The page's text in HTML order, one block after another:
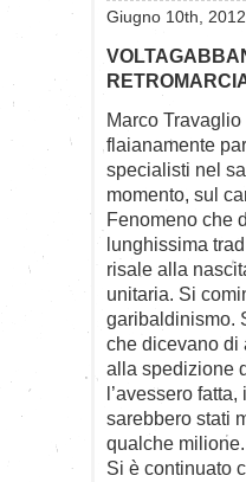
Giugno 10th,
Marco
flaianamente
specialisti nel
momento, sul
Fenomeno che
lunghissima
risale alla
unitaria. Si
garibaldinismo.
che dicevano di
alla spedizione
l’avessero
sarebbero stati
qualche milione.
Si è continuato